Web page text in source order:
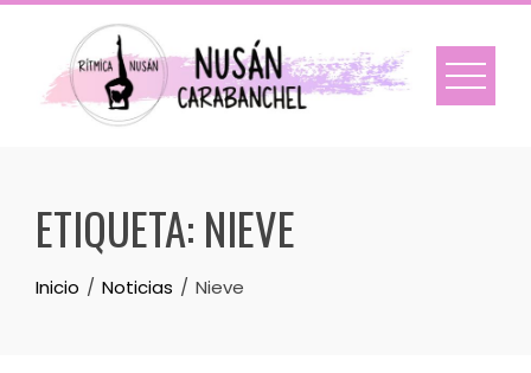
Skip
content
ETIQUETA: NIEVE
Inicio Noticias Nieve